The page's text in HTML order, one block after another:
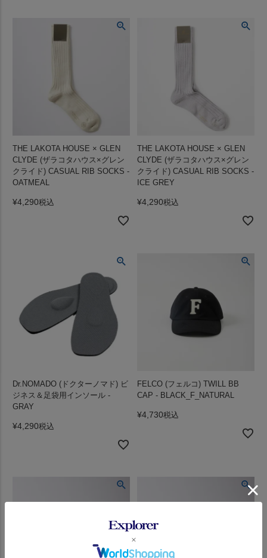
THE LAKOTA HOUSE × GLEN
CLYDE (ザラコタハウス×グレン
クライド) CASUAL RIB SOCKS -
OATMEAL
¥4,290税込
THE LAKOTA HOUSE × GLEN
CLYDE (ザラコタハウス×グレン
クライド) CASUAL RIB SOCKS -
ICE GREY
¥4,290税込
Dr.NOMADO (ドクターノマド) ビ
ジネス＆足袋用インソール -
GRAY
¥4,290税込
FELCO (フェルコ) TWILL BB
CAP - BLACK_F_NATURAL
¥4,730税込